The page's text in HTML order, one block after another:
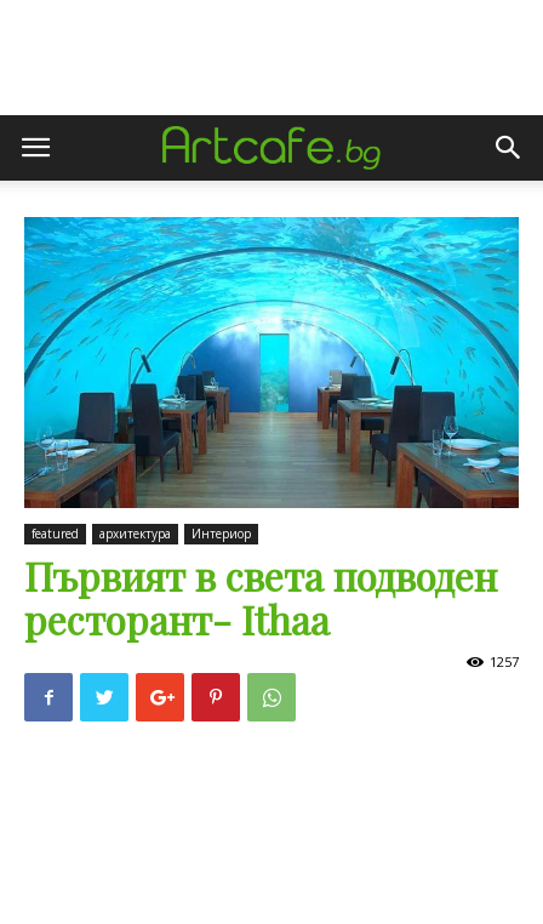
featured архитектура Интериор
Първият в света подводен
ресторант- Ithaa
1257